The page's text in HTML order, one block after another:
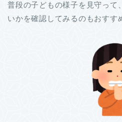
普段の子どもの様子を見守って
いかを確認してみるのもおすす